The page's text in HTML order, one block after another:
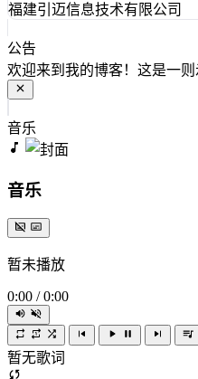
福建引迈信息技术有限公司
公告
欢迎来到我的博客！这是一则
音乐
音乐
暂未播放
0:00 / 0:00
暂无歌词